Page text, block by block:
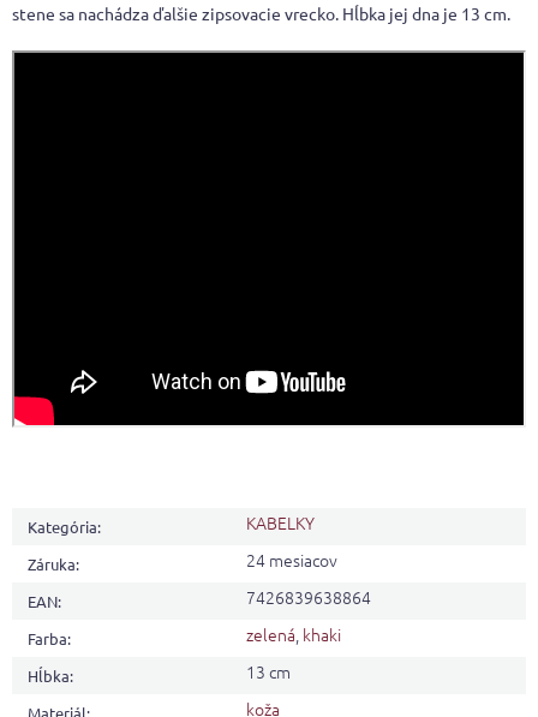
stene sa nachádza ďalšie zipsovacie vrecko. Hĺbka jej dna je 13 cm.
Kategória: KABELKY
Záruka: 24 mesiacov
EAN: 7426839638864
Farba: zelená khaki
Hĺbka: 13 cm
Materiál: koža